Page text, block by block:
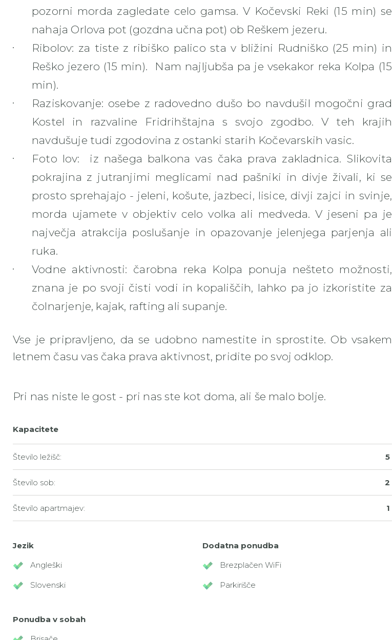
pozorni morda zagledate celo gamsa. V Kočevski Reki (15 min) se
nahaja Orlova pot (gozdna učna pot) ob Reškem jezeru.
Ribolov: za tiste z ribiško palico sta v bližini Rudniško (25 min) in
Reško jezero (15 min).
Nam najljubša pa je vsekakor reka Kolpa (15
min).
Raziskovanje: osebe z radovedno dušo bo navdušil mogočni grad
Kostel in razvaline Fridrihštajna s svojo zgodbo. V teh krajih
navdušuje tudi zgodovina z ostanki starih Kočevarskih vasic.
Foto lov:
iz našega balkona vas čaka prava zakladnica. Slikovita
pokrajina z jutranjimi meglicami nad pašniki in divje živali, ki se
prosto sprehajajo - jeleni, košute, jazbeci, lisice, divji zajci in svinje,
morda ujamete v objektiv celo volka ali medveda. V jeseni pa je
največja atrakcija poslušanje in opazovanje jelenjega parjenja ali
ruka.
Vodne aktivnosti: čarobna reka Kolpa ponuja nešteto možnosti,
znana je po svoji čisti vodi in kopališčih, lahko pa jo izkoristite za
čolnarjenje, kajak, rafting ali supanje.
Vse je pripravljeno, da se udobno namestite in sprostite. Ob vsakem
letnem času vas čaka prava aktivnost, pridite po svoj odklop.
Pri nas niste le gost - pri nas ste kot doma, ali še malo bolje.
Kapacitete
Število ležišč: 5
Število sob: 2
Število apartmajev: 1
Jezik
Angleški
Slovenski
Dodatna ponudba
Brezplačen WiFi
Parkirišče
Ponudba v sobah